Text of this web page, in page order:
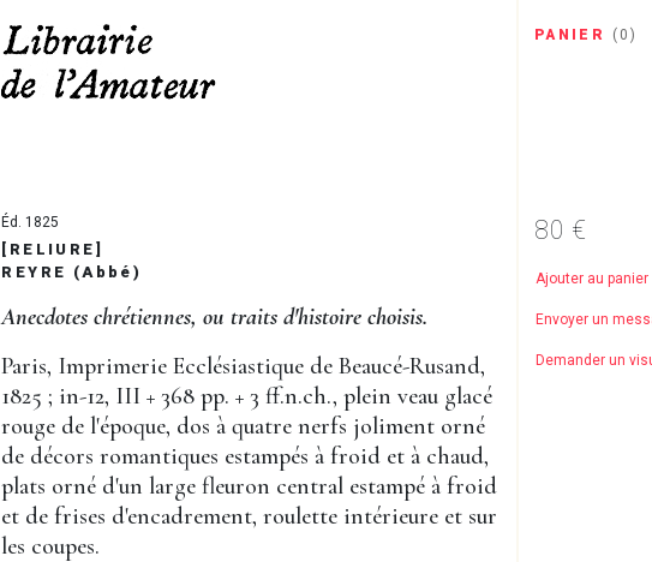
PANIER ( 0)
Éd. 1825
[RELIURE]
REYRE (Abbé)
Anecdotes chrétiennes, ou traits d'histoire choisis.
Paris, Imprimerie Ecclésiastique de Beaucé-Rusand,
1825 ; in-12, III + 368 pp. + 3 ff.n.ch., plein veau glacé
rouge de l'époque, dos à quatre nerfs joliment orné
de décors romantiques estampés à froid et à chaud,
plats orné d'un large fleuron central estampé à froid
et de frises d'encadrement, roulette intérieure et sur
les coupes.
80 €
Ajouter au panier
Envoyer un
Demander un